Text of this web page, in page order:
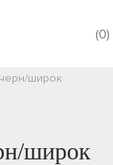
0
широк
широк